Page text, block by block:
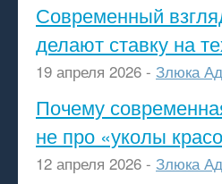
Современный
делают ставку на
19 апреля 2026 - Злюка
Почему
не про «уколы
12 апреля 2026 - Злюка